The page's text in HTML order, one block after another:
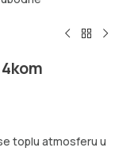
toplu atmosferu u